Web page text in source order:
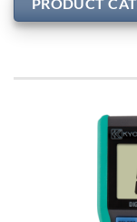
PRODUCT